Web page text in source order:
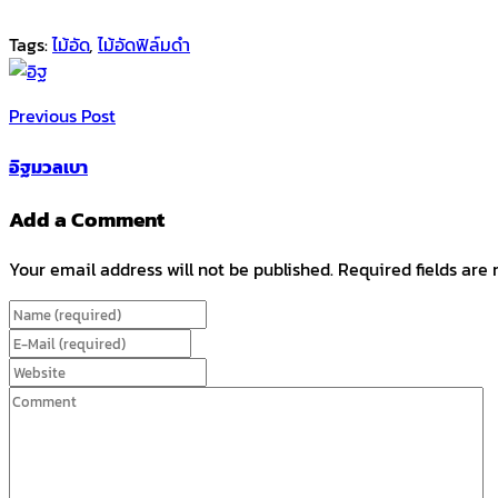
Tags:ไม้อัด,ไม้อัดฟิล์มดำ
Previous Post
อิฐมวลเบา
Add a Comment
Your email address will not be published. Required fields are